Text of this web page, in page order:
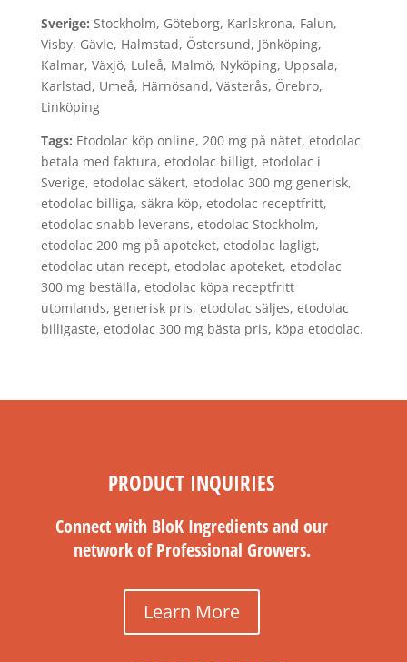
Sverige: Stockholm, Göteborg, Karlskrona, Falun,
Visby, Gävle, Halmstad, Östersund, Jönköping,
Kalmar, Växjö, Luleå, Malmö, Nyköping, Uppsala,
Karlstad, Umeå, Härnösand, Västerås, Örebro,
Linköping
Tags: Etodolac köp online, 200 mg på nätet, etodolac
betala med faktura, etodolac billigt, etodolac i
Sverige, etodolac säkert, etodolac 300 mg generisk,
etodolac billiga, säkra köp, etodolac receptfritt,
etodolac snabb leverans, etodolac Stockholm,
etodolac 200 mg på apoteket, etodolac lagligt,
etodolac utan recept, etodolac apoteket, etodolac
300 mg beställa, etodolac köpa receptfritt
utomlands, generisk pris, etodolac säljes, etodolac
billigaste, etodolac 300 mg bästa pris, köpa etodolac.
PRODUCT INQUIRIES
Connect with BloK Ingredients and our
network of Professional Growers.
Learn More